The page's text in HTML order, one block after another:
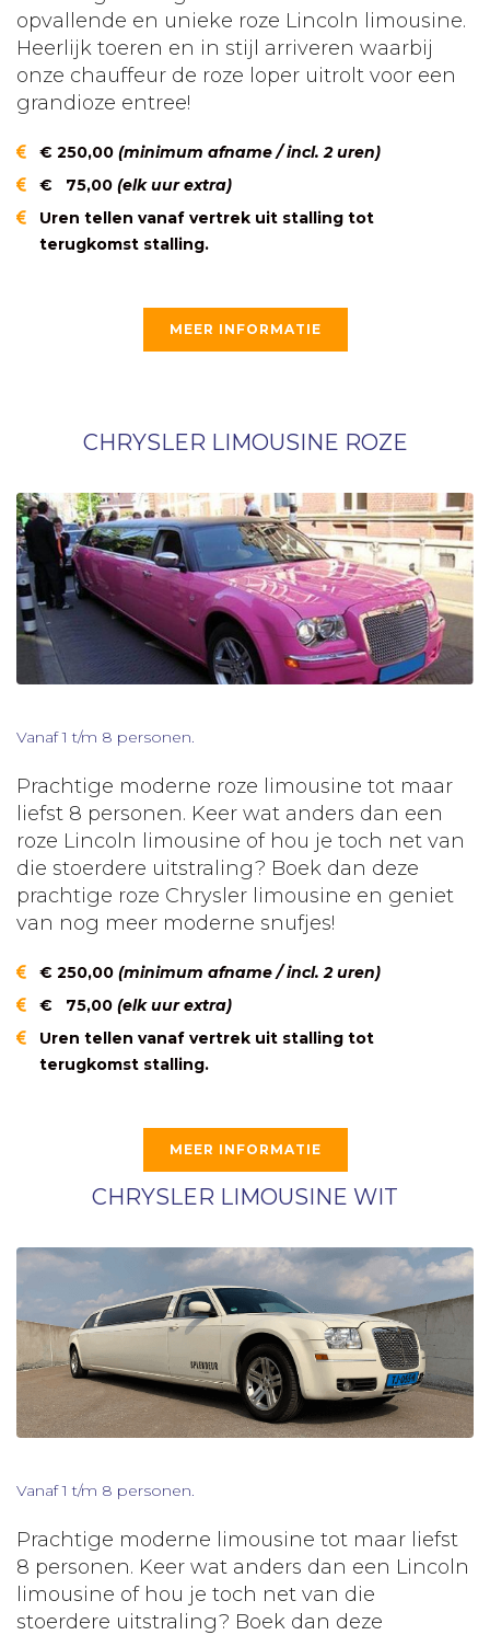
opvallende en unieke roze Lincoln limousine.
Heerlijk toeren en in stijl arriveren waarbij
onze chauffeur de roze loper uitrolt voor een
grandioze entree!
€ 250,00 (minimum afname / incl. 2 uren)
€ 75,00 (elk uur extra)
Uren tellen vanaf vertrek uit stalling tot
terugkomst stalling.
MEER INFORMATIE
CHRYSLER LIMOUSINE ROZE
Vanaf 1 t/m 8 personen.
Prachtige moderne roze limousine tot maar
liefst 8 personen. Keer wat anders dan een
roze Lincoln limousine of hou je toch net van
die stoerdere uitstraling? Boek dan deze
prachtige roze Chrysler limousine en geniet
van nog meer moderne snufjes!
€ 250,00 (minimum afname / incl. 2 uren)
€ 75,00 (elk uur extra)
Uren tellen vanaf vertrek uit stalling tot
terugkomst stalling.
MEER INFORMATIE
CHRYSLER LIMOUSINE WIT
Vanaf 1 t/m 8 personen.
Prachtige moderne limousine tot maar liefst
8 personen. Keer wat anders dan een Lincoln
limousine of hou je toch net van die
stoerdere uitstraling? Boek dan deze